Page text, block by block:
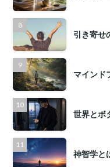
引き寄せ
マインド
世界とボ
神智学と